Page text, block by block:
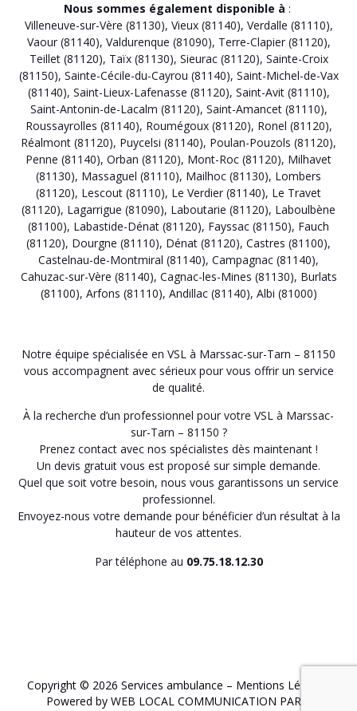
Nous sommes également disponible à :
Villeneuve-sur-Vère (81130), Vieux (81140), Verdalle (81110),
Vaour (81140), Valdurenque (81090), Terre-Clapier (81120),
Teillet (81120), Taïx (81130), Sieurac (81120), Sainte-Croix
(81150), Sainte-Cécile-du-Cayrou (81140), Saint-Michel-de-Vax
(81140), Saint-Lieux-Lafenasse (81120), Saint-Avit (81110),
Saint-Antonin-de-Lacalm (81120), Saint-Amancet (81110),
Roussayrolles (81140), Roumégoux (81120), Ronel (81120),
Réalmont (81120), Puycelsi (81140), Poulan-Pouzols (81120),
Penne (81140), Orban (81120), Mont-Roc (81120), Milhavet
(81130), Massaguel (81110), Mailhoc (81130), Lombers
(81120), Lescout (81110), Le Verdier (81140), Le Travet
(81120), Lagarrigue (81090), Laboutarie (81120), Laboulbène
(81100), Labastide-Dénat (81120), Fayssac (81150), Fauch
(81120), Dourgne (81110), Dénat (81120), Castres (81100),
Castelnau-de-Montmiral (81140), Campagnac (81140),
Cahuzac-sur-Vère (81140), Cagnac-les-Mines (81130), Burlats
(81100), Arfons (81110), Andillac (81140), Albi (81000)
Notre équipe spécialisée en VSL à Marssac-sur-Tarn – 81150
vous accompagnent avec sérieux pour vous offrir un service
de qualité.
À la recherche d’un professionnel pour votre VSL à Marssac-
sur-Tarn – 81150 ?
Prenez contact avec nos spécialistes dès maintenant !
Un devis gratuit vous est proposé sur simple demande.
Quel que soit votre besoin, nous vous garantissons un service
professionnel.
Envoyez-nous votre demande pour bénéficier d’un résultat à la
hauteur de vos attentes.
Par téléphone au 09.75.18.12.30
Copyright © 2026 Services ambulance – Mentions Légales
Powered by WEB LOCAL COMMUNICATION PARIS